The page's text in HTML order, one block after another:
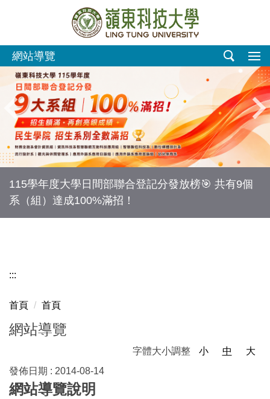
要
內
區
網站導覽
115學年度大學日間部聯合登記分發放榜🎯 共有9個
系（組）達成100%滿招！
:::
首頁 首頁
網站導覽
字體大小調整 小 中
大
發佈日期 : 2014-08-14
網站導覽說明